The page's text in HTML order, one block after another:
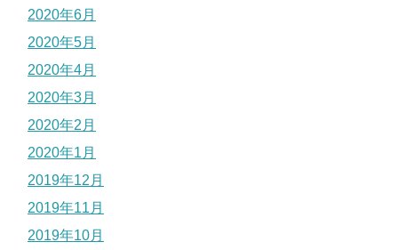
2020年6月
2020年5月
2020年4月
2020年3月
2020年2月
2020年1月
2019年12月
2019年11月
2019年10月